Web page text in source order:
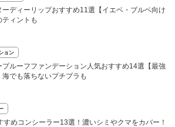
ーディーリップおすすめ11選【イエベ・ブルベ向け
ティントも
ョン
プルーフファンデーション人気おすすめ14選【最強
海でも落ちないプチプラも
すめコンシーラー13選！濃いシミやクマをカバー！